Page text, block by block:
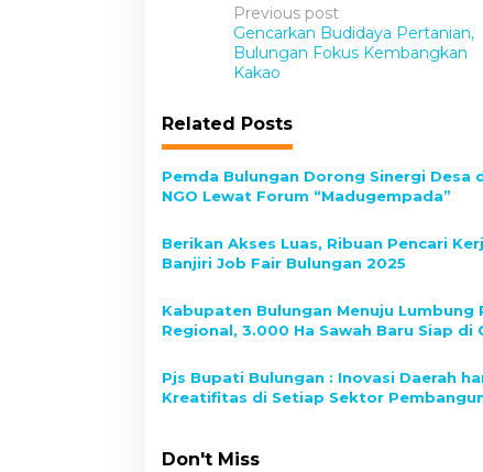
P
o
s
t
n
a
v
i
g
t
o
Previous post
Gencarkan Budidaya Pertanian,
Bulungan Fokus Kembangkan
Kakao
Related Posts
Pemda Bulungan Dorong Sinergi Desa
NGO Lewat Forum “Madugempada”
Berikan Akses Luas, Ribuan Pencari
Banjiri Job Fair Bulungan 2025
Kabupaten Bulungan Menuju Lumbung
Regional, 3.000 Ha Sawah Baru Siap di
Pjs Bupati Bulungan : Inovasi Daerah
Kreatifitas di Setiap Sektor
Don't Miss